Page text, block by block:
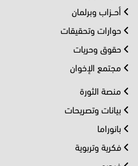
أحــزاب وبرلمان
حوارات وتحقيقات
حقوق وحريات
مجتمع الإخوان
منصة الثورة
بيانات وتصريحات
بانوراما
فكرية وتربوية